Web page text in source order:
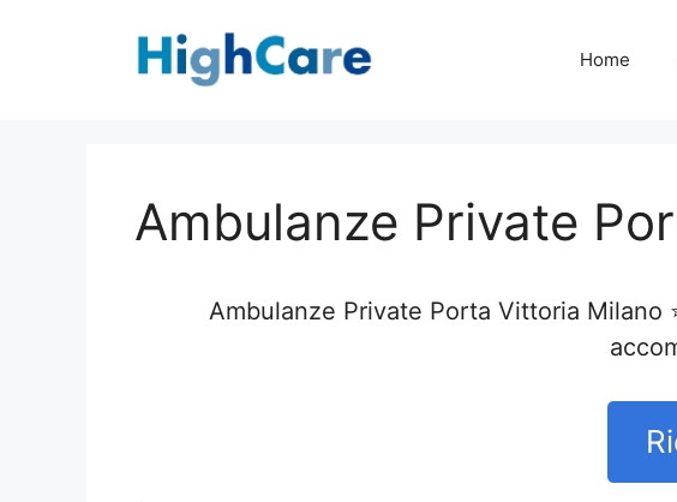
Home
Ambulanze Private
Ambulanze Private Porta Vittoria Milano